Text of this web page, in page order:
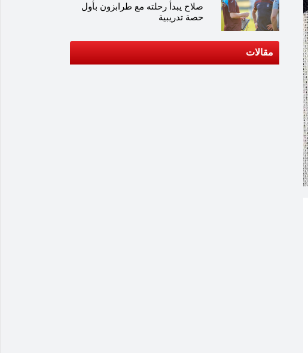
صلاح يبدأ رحلته مع طرابزون بأول
حصة تدريبية
مقالات